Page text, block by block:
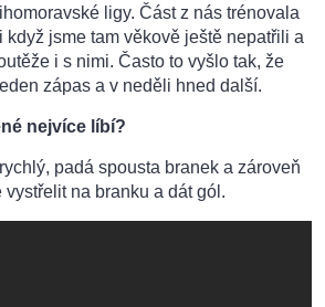
ligy. Část z nás trénovala
když jsme tam věkově ještě nepatřili a
i s nimi. Často to vyšlo tak, že
zápas a v neděli hned další.
nejvíce líbí?
padá spousta branek a zároveň
na branku a dát gól.